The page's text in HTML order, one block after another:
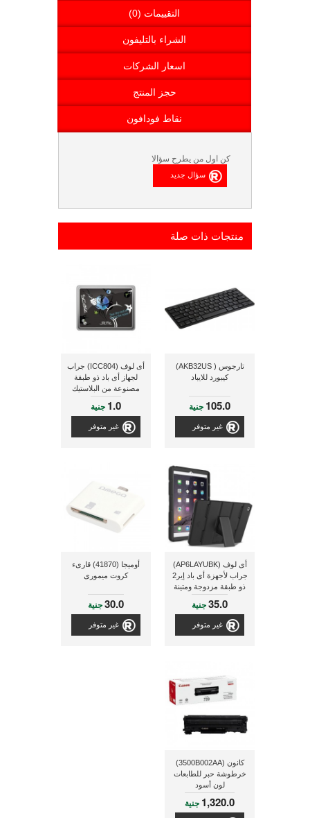
التقييمات (0)
الشراء بالتليفون
اسعار الشركات
حجز المنتج
نقاط فودافون
كن اول من يطرح سؤالا
منتجات ذات صلة
تارجوس ( AKB32US)
كيبورد للايباد
105.0 جنية
غير متوفر
أى لوف (ICC804) جراب
لجهاز أى باد ذو طبقة
مصنوعة من البلاستيك
الرفيع1.0 جنية
غير متوفر
أى لوف (AP6LAYUBK)
جراب لأجهزة أى باد إير2
ذو طبقة مزدوجة ومتينة
ومزود بحزام لليد
35.0جنية
غير متوفر
أوميجا (41870) قارىء
كروت ميمورى
30.0جنية
غير متوفر
كانون (3500B002AA)
خرطوشة حبر للطابعات
لون أسود
1,320.0 جنية